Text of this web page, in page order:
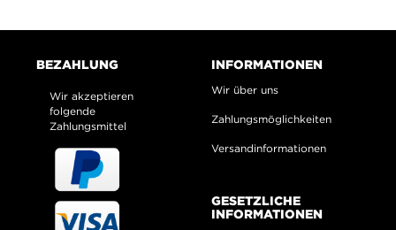
BEZAHLUNG
Wir akzeptieren
folgende
Zahlungsmittel
INFORMATIONEN
Wir über uns
Zahlungsmöglichkeiten
Versandinformationen
GESETZLICHE
INFORMATIONEN